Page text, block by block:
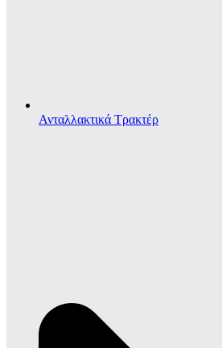
Ανταλλακτικά Τρακτέρ